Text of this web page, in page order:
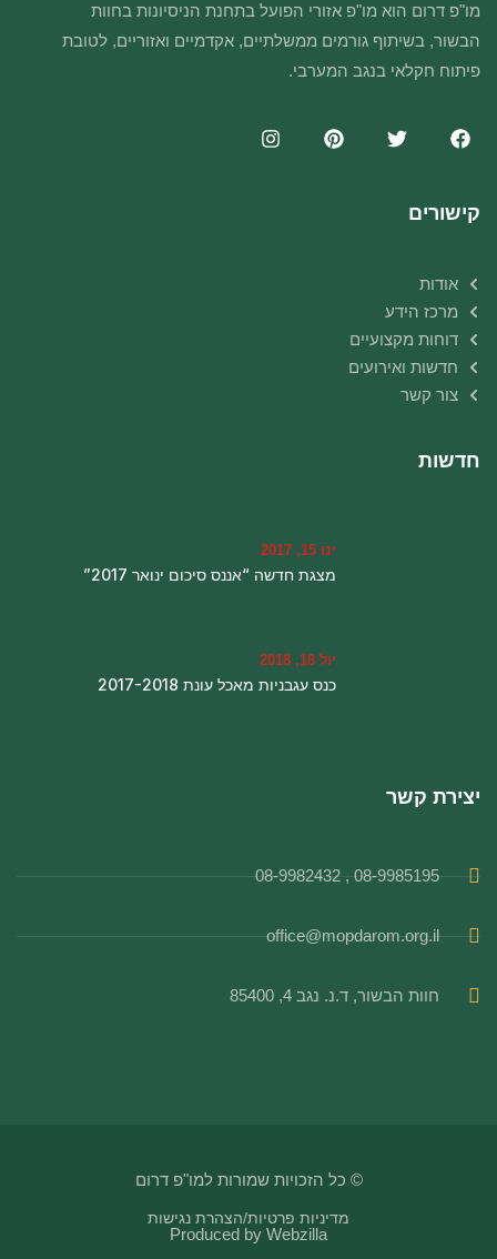
מו"פ דרום הוא מו"פ אזורי הפועל בתחנת הניסיונות בחוות
הבשור, בשיתוף גורמים ממשלתיים, אקדמיים ואזוריים, לטובת
פיתוח חקלאי בנגב המערבי.
קישורים
אודות
מרכז הידע
דוחות מקצועיים
חדשות ואירועים
צור קשר
חדשות
ינו 15, 2017
מצגת חדשה “אננס סיכום ינואר 2017”
יול 18, 2018
כנס עגבניות מאכל עונת 2017-2018
יצירת קשר
08-9985195 , 08-9982432
office@mopdarom.org.il
חוות הבשור, ד.נ. נגב 4, 85400
© כל הזכויות שמורות למו"פ דרום
מדיניות פרטיות/הצהרת נגישות
Produced by Webzilla